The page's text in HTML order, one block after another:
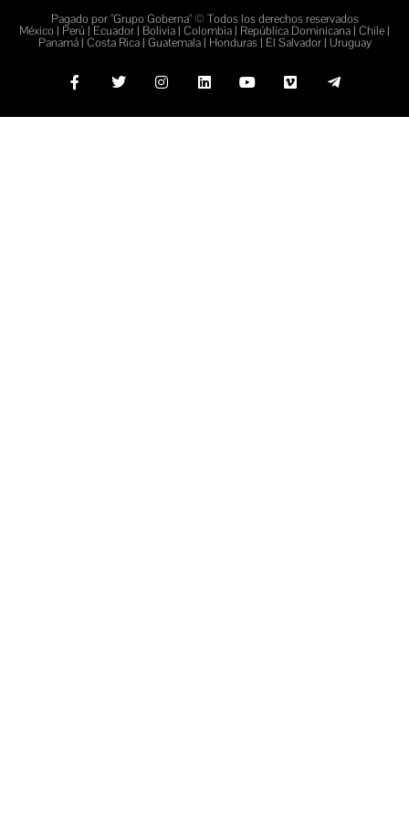
Pagado por "Grupo Goberna" © Todos los derechos reservados
México | Perú | Ecuador | Bolivia | Colombia | República Dominicana | Chile |
Panamá | Costa Rica | Guatemala | Honduras | El Salvador | Uruguay